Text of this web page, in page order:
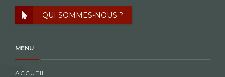
QUI SOMMES-NOUS ?
MENU
ACCUEIL